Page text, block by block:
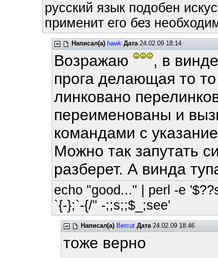
русский язык подобен
применит его без
Написал(а) hawk Дата24.02.09 18:14
Возражаю
, в
прога делающая то
линковано
переименованы и
командами с
Можно так запутать
разберет. А винда
echo "good..." | perl -e
`{-};`-{/" -;;s;;$_;see'
Написал(а) Bercut Дата24.02.09 18:46
тоже верно